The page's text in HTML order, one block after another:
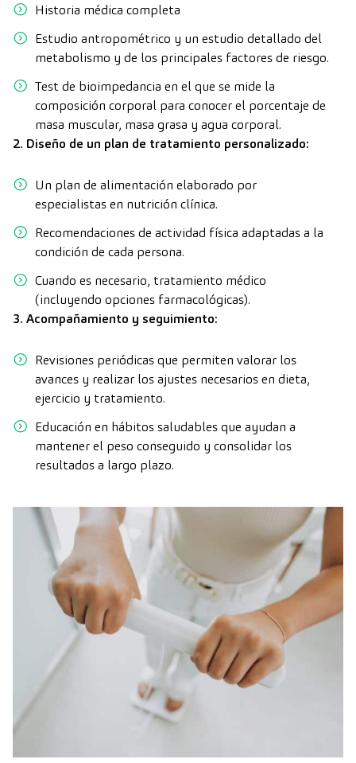
Historia médica completa
Estudio antropométrico y un estudio detallado del
metabolismo y de los principales factores de riesgo.
Test de bioimpedancia en el que se mide la
composición corporal para conocer el porcentaje de
masa muscular, masa grasa y agua corporal.
2. Diseño de un plan de tratamiento personalizado:
Un plan de alimentación elaborado por
especialistas en nutrición clínica.
Recomendaciones de actividad física adaptadas a la
condición de cada persona.
Cuando es necesario, tratamiento médico
(incluyendo opciones farmacológicas).
3. Acompañamiento y seguimiento:
Revisiones periódicas que permiten valorar los
avances y realizar los ajustes necesarios en dieta,
ejercicio y tratamiento.
Educación en hábitos saludables que ayudan a
mantener el peso conseguido y consolidar los
resultados a largo plazo.